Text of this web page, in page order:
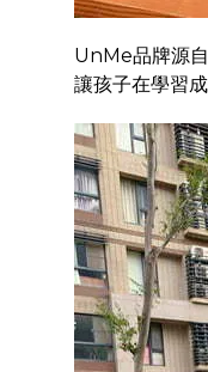
UnMe品牌源
讓孩子在學習